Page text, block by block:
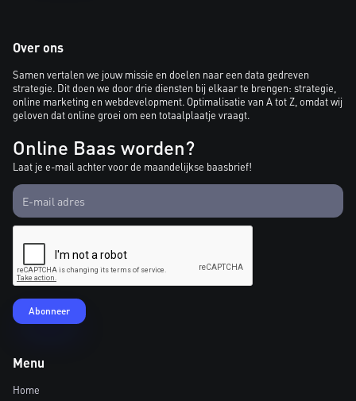
Over ons
Samen vertalen we jouw missie en doelen naar een data gedreven
strategie. Dit doen we door drie diensten bij elkaar te brengen: strategie,
online marketing en webdevelopment. Optimalisatie van A tot Z, omdat wij
geloven dat online groei om een totaalplaatje vraagt.
Online Baas worden?
Laat je e-mail achter voor de maandelijkse baasbrief!
Menu
Home